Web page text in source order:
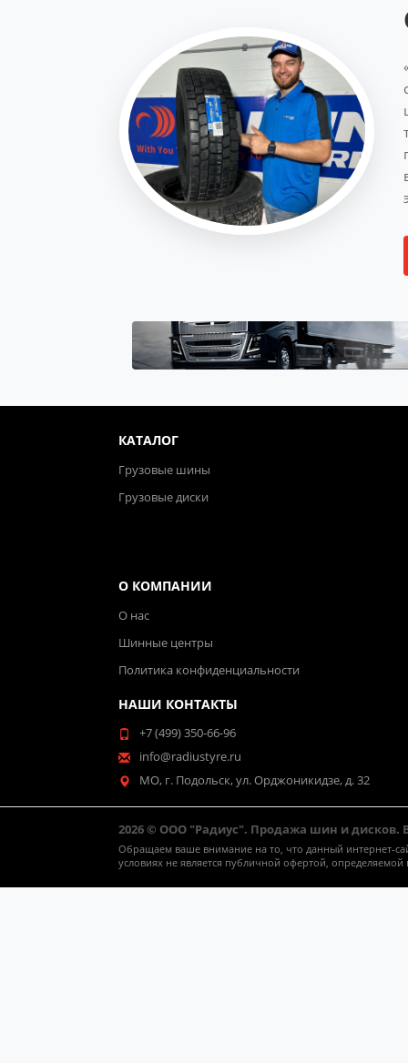
КАТАЛОГ
Грузовые шины
Грузовые диски
О КОМПАНИИ
О нас
Шинные центры
Политика конфиденциальности
НАШИ КОНТАКТЫ
+7 (499) 350-66-96
info@radiustyre.ru
МО, г. Подольск, ул. Орджоникидзе, д. 32
2026 © ООО "Радиус". Продажа шин и дисков.
Обращаем ваше внимание на то, что данный интернет-
условиях не является публичной офертой,